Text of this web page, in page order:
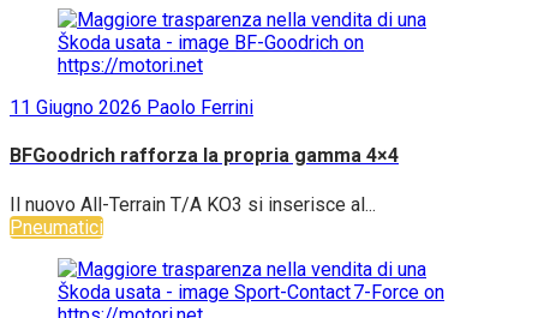
11 Giugno 2026 Paolo Ferrini
BFGoodrich rafforza la propria gamma 4×4
Il nuovo All-Terrain T/A KO3 si inserisce al...
Pneumatici